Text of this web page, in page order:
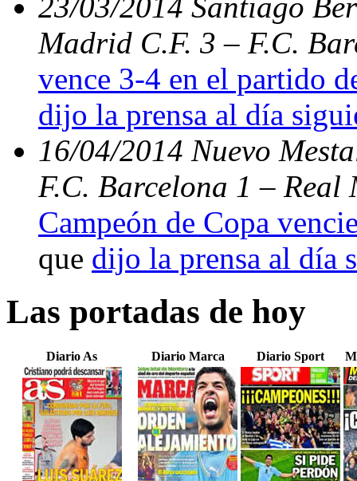
Madrid C.F. 3 – F.C.
vence 3-4 en el partido
dijo la prensa al día
16/04/2014 Nuevo
F.C. Barcelona 1 –
Campeón de Copa
que dijo la prensa al día
Las portadas de hoy
Diario As Diario Marca Diario Sport